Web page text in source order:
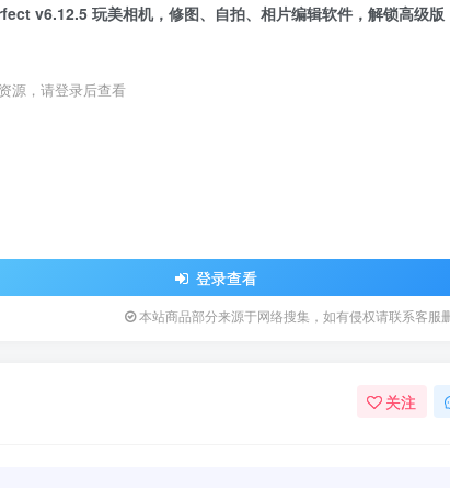
v6.12.5 玩美相机，修图、自拍、相片编辑软件，解锁高级版
源，请登录后查看
登录查看
本站商品部分来源于网络搜集，如有侵权请联系客服
关注